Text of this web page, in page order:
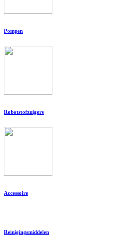
Pompen
Robotstofzuigers
Accessoire
Reinigingsmiddelen